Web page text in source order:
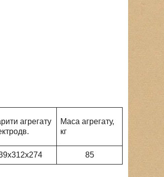
агрегату
Маса агрегату,
кг
85